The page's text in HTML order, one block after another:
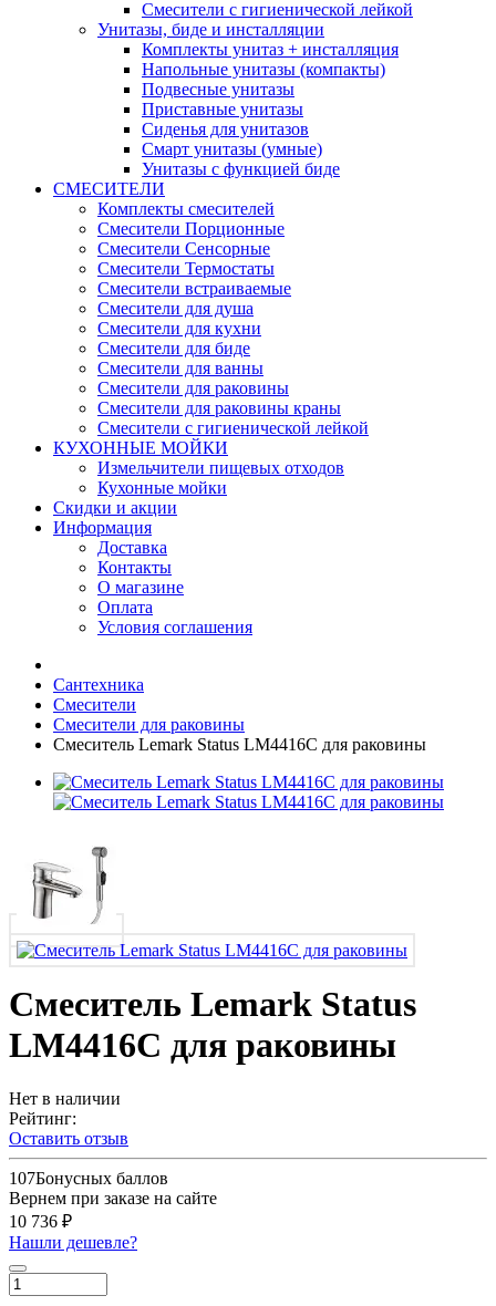
Смесители с гигиенической лейкой
Унитазы, биде и инсталляции
Комплекты унитаз + инсталляция
Напольные унитазы (компакты)
Подвесные унитазы
Приставные унитазы
Сиденья для унитазов
Смарт унитазы (умные)
Унитазы с функцией биде
СМЕСИТЕЛИ
Комплекты смесителей
Смесители Порционные
Смесители Сенсорные
Смесители Термостаты
Смесители встраиваемые
Смесители для душа
Смесители для кухни
Смесители для биде
Смесители для ванны
Смесители для раковины
Смесители для раковины краны
Смесители с гигиенической лейкой
КУХОННЫЕ МОЙКИ
Измельчители пищевых отходов
Кухонные мойки
Скидки и акции
Информация
Доставка
Контакты
О магазине
Оплата
Условия соглашения
Сантехника
Смесители
Смесители для раковины
Смеситель Lemark Status LM4416C для раковины
Смеситель Lemark Status
LM4416C для раковины
Нет в наличии
Рейтинг:
Оставить отзыв
107Бонусных баллов
Вернем при заказе на сайте
10 736 ₽
Нашли дешевле?